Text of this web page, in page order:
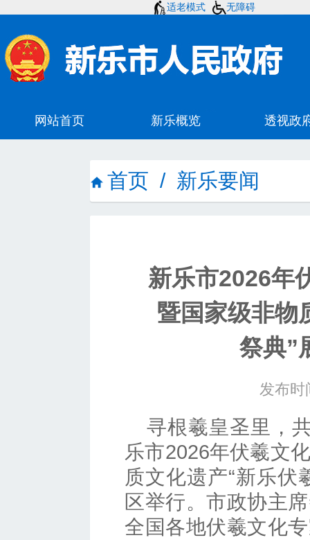
适老模式 无障碍
首页 / 新乐要闻
新乐市2026年
暨国家级非物
祭典”
发布时
寻根羲皇圣里，
乐市2026年伏羲文
质文化遗产“新乐伏
区举行。市政协主
全国各地伏羲文化